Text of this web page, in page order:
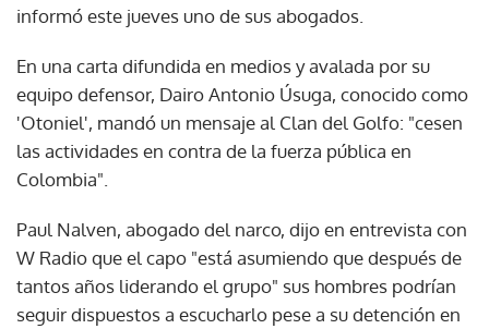
informó este jueves uno de sus abogados.
En una carta difundida en medios y avalada por su
equipo defensor, Dairo Antonio Úsuga, conocido como
'Otoniel', mandó un mensaje al Clan del Golfo: "cesen
las actividades en contra de la fuerza pública en
Colombia".
Paul Nalven, abogado del narco, dijo en entrevista con
W Radio que el capo "está asumiendo que después de
tantos años liderando el grupo" sus hombres podrían
seguir dispuestos a escucharlo pese a su detención en